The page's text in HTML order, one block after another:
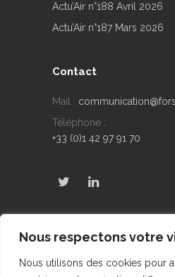
Nous respectons votre
Nous utilisons des cookies pour
Actu’Air n°188 Avril 2026
Actu’Air n°187 Mars 2026
Contact
Mail :
Téléphone :
+33 (0)1 42 97 91 70
Derniers Tweets
No public Tweets found